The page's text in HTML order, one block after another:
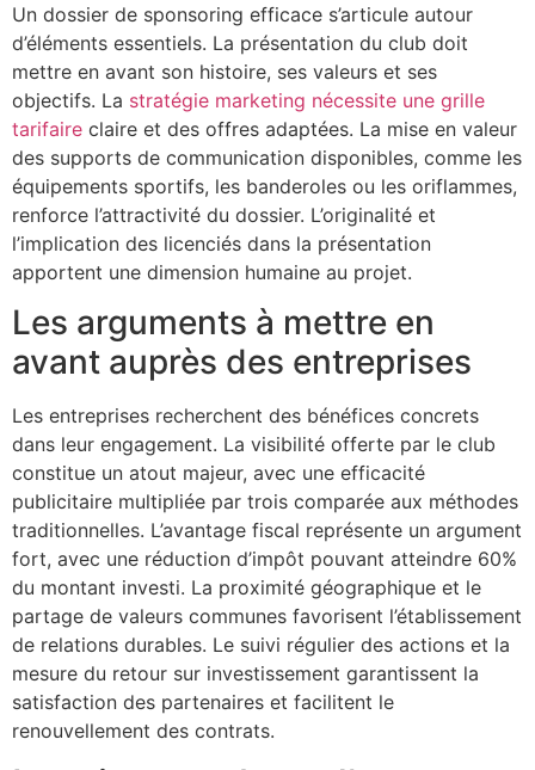
Un dossier de sponsoring efficace s’articule autour
d’éléments essentiels. La présentation du club doit
mettre en avant son histoire, ses valeurs et ses
objectifs. La stratégie marketing nécessite une grille
tarifaire claire et des offres adaptées. La mise en valeur
des supports de communication disponibles, comme les
équipements sportifs, les banderoles ou les oriflammes,
renforce l’attractivité du dossier. L’originalité et
l’implication des licenciés dans la présentation
apportent une dimension humaine au projet.
Les arguments à mettre en
avant auprès des entreprises
Les entreprises recherchent des bénéfices concrets
dans leur engagement. La visibilité offerte par le club
constitue un atout majeur, avec une efficacité
publicitaire multipliée par trois comparée aux méthodes
traditionnelles. L’avantage fiscal représente un argument
fort, avec une réduction d’impôt pouvant atteindre 60%
du montant investi. La proximité géographique et le
partage de valeurs communes favorisent l’établissement
de relations durables. Le suivi régulier des actions et la
mesure du retour sur investissement garantissent la
satisfaction des partenaires et facilitent le
renouvellement des contrats.